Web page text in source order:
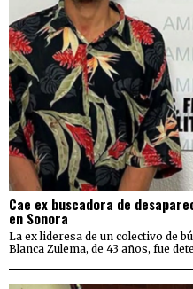
Cae ex buscadora de
en Sonora
La ex lideresa de un colectivo de
Blanca Zulema, de 43 años, fue